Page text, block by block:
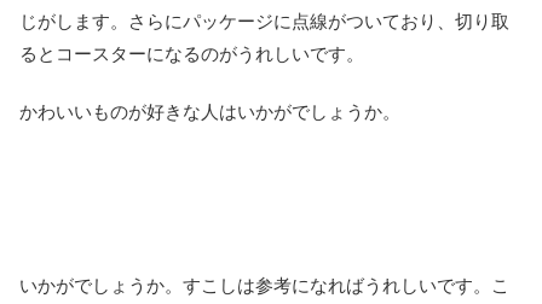
じがします。さらにパッケージに点線がついており、切り取
るとコースターになるのがうれしいです。
かわいいものが好きな人はいかがでしょうか。
いかがでしょうか。すこしは参考になればうれしいです。こ